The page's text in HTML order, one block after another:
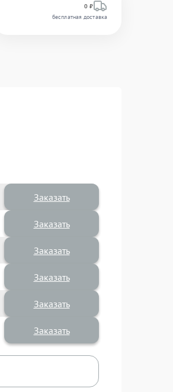
0 ₽
бесплатная доставка
Заказать
Заказать